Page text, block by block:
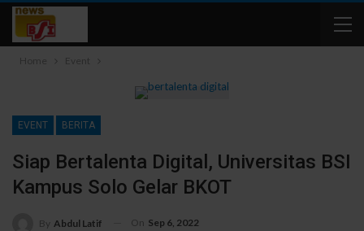
Home Event
EVENT BERITA
Siap Bertalenta Digital, Universitas BSI
Kampus Solo Gelar BKOT
By Abdul Latif On Sep 6, 2022